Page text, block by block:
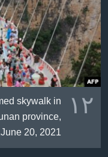
١٢
skywalk in
province,
June 20, 2021.